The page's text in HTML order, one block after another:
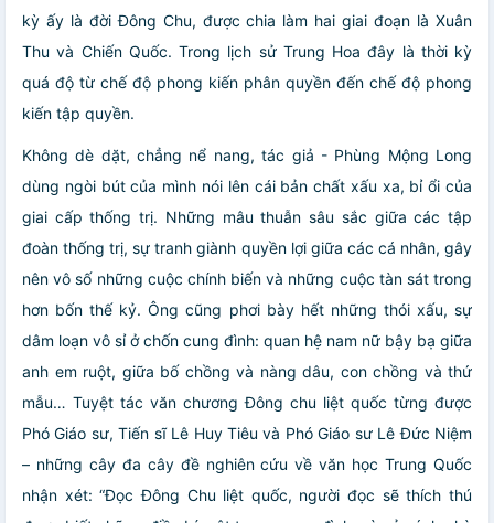
kỳ ấy là đời Đông Chu, được chia làm hai giai đoạn là Xuân
Thu và Chiến Quốc. Trong lịch sử Trung Hoa đây là thời kỳ
quá độ từ chế độ phong kiến phân quyền đến chế độ phong
kiến tập quyền.
Không dè dặt, chẳng nể nang, tác giả - Phùng Mộng Long
dùng ngòi bút của mình nói lên cái bản chất xấu xa, bỉ ổi của
giai cấp thống trị. Những mâu thuẫn sâu sắc giữa các tập
đoàn thống trị, sự tranh giành quyền lợi giữa các cá nhân, gây
nên vô số những cuộc chính biến và những cuộc tàn sát trong
hơn bốn thế kỷ. Ông cũng phơi bày hết những thói xấu, sự
dâm loạn vô sỉ ở chốn cung đình: quan hệ nam nữ bậy bạ giữa
anh em ruột, giữa bố chồng và nàng dâu, con chồng và thứ
mẫu… Tuyệt tác văn chương Đông chu liệt quốc từng được
Phó Giáo sư, Tiến sĩ Lê Huy Tiêu và Phó Giáo sư Lê Đức Niệm
– những cây đa cây đề nghiên cứu về văn học Trung Quốc
nhận xét: “Đọc Đông Chu liệt quốc, người đọc sẽ thích thú